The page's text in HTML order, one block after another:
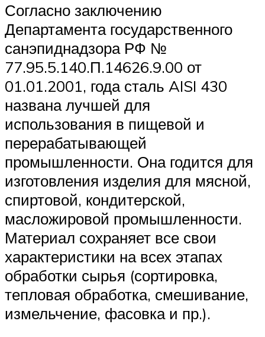
Согласно заключению
Департамента государственного
санэпиднадзора РФ №
77.95.5.140.П.14626.9.00 от
01.01.2001, года сталь AISI 430
названа лучшей для
использования в пищевой и
перерабатывающей
промышленности. Она годится для
изготовления изделия для мясной,
спиртовой, кондитерской,
масложировой промышленности.
Материал сохраняет все свои
характеристики на всех этапах
обработки сырья (сортировка,
тепловая обработка, смешивание,
измельчение, фасовка и пр.).